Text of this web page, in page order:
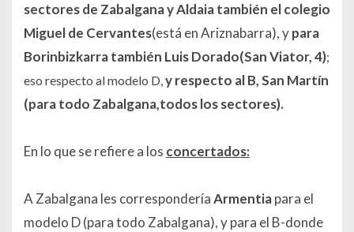
sectores de Zabalgana y Aldaia también el colegio
Miguel de Cervantes(está en Ariznabarra), ypara
Borinbizkarra también Luis Dorado(San Viator, 4);
eso respecto al modelo D,y respecto al B,San Martín
(para todo Zabalgana,todos los sectores).
En lo que se refiere a los concertados:
A Zabalgana les corresponderíaArmentiapara el
modelo D (para todo Zabalgana), ypara el B-donde